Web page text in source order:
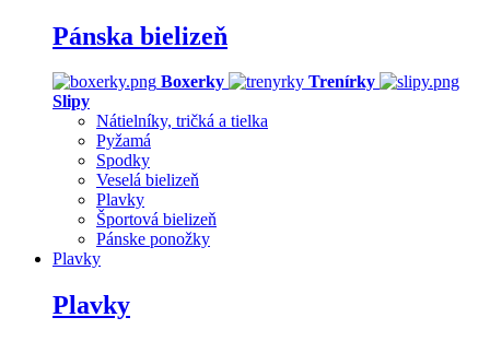
Pánska bielizeň
Boxerky
Trenírky
Slipy
Nátielníky, tričká a tielka
Pyžamá
Spodky
Veselá bielizeň
Plavky
Športová bielizeň
Pánske ponožky
Plavky
Plavky